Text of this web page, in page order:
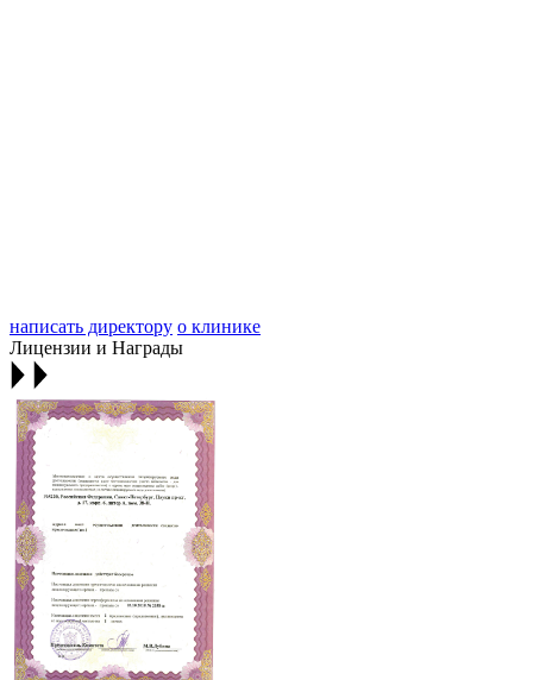
написать директору о клинике
Лицензии и Награды